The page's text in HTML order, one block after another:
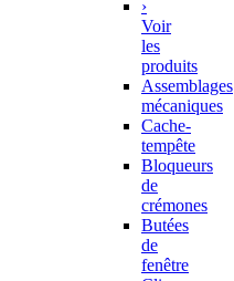
›
Voir
les
produits
Assemblages
mécaniques
Cache-
tempête
Bloqueurs
de
crémones
Butées
de
fenêtre